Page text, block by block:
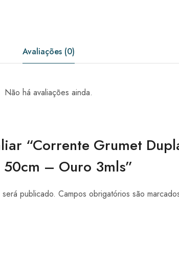
Avaliações (0)
Não há avaliações ainda.
“Corrente Grumet
50cm – Ouro 3mls”
publicado. Campos obrigatórios são